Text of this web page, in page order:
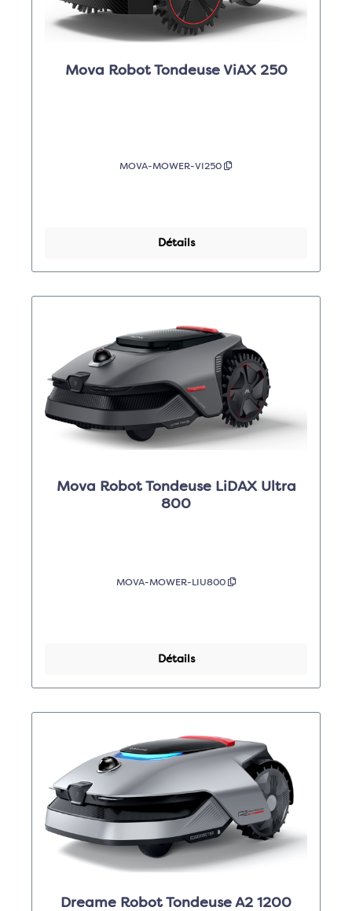
Mova Robot Tondeuse ViAX 250
MOVA-MOWER-VI250
Détails
Mova Robot Tondeuse LiDAX Ultra
800
MOVA-MOWER-LIU800
Détails
Dreame Robot Tondeuse A2 1200